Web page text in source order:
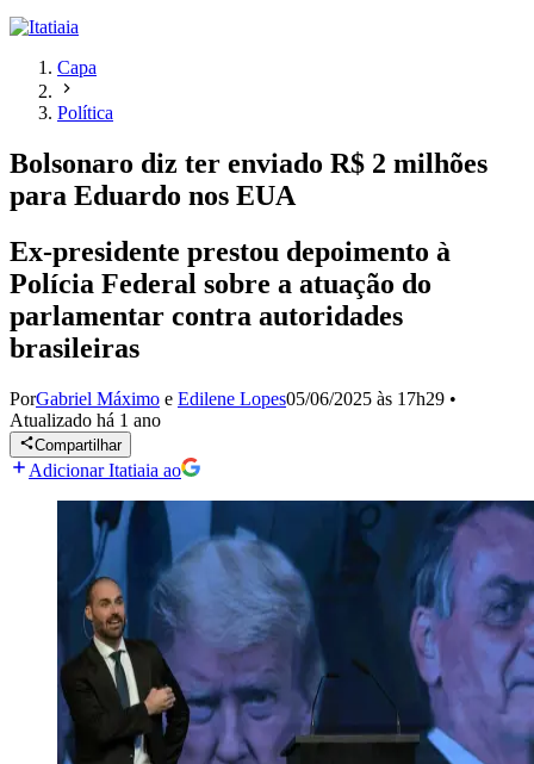
Capa
Política
Bolsonaro diz ter enviado R$ 2 milhões
para Eduardo nos EUA
Ex-presidente prestou depoimento à
Polícia Federal sobre a atuação do
parlamentar contra autoridades
brasileiras
PorGabriel Máximo e Edilene Lopes05/06/2025 às 17h29 •
Atualizado há 1 ano
Compartilhar
Adicionar Itatiaia ao